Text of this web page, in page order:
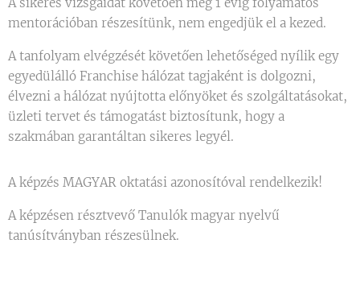
mentorációban részesítünk, nem engedjük el a kezed.
A tanfolyam elvégzését követően lehetőséged nyílik egy
egyedülálló Franchise hálózat tagjaként is dolgozni,
élvezni a hálózat nyújtotta előnyöket és szolgáltatásokat,
üzleti tervet és támogatást biztosítunk, hogy a
szakmában garantáltan sikeres legyél.
A képzés MAGYAR oktatási azonosítóval rendelkezik!
A képzésen résztvevő Tanulók magyar nyelvű
tanúsítványban részesülnek.